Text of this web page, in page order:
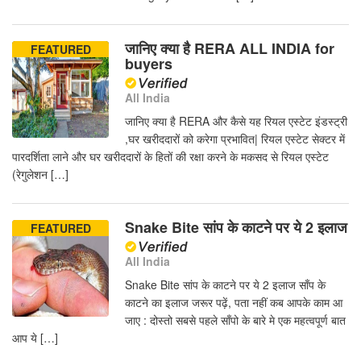
FEATURED जानिए क्या है RERA ALL INDIA for
buyers
All India
जानिए क्या है RERA और कैसे यह रियल एस्टेट इंडस्ट्री
,घर खरीददारों को करेगा प्रभावित| रियल एस्टेट सेक्टर में
पारदर्शिता लाने और घर खरीददारों के हितों की रक्षा करने के मकसद से रियल एस्टेट
(रेगुलेशन […]
FEATURED Snake Bite सांप के काटने पर ये 2 इलाज
All India
Snake Bite सांप के काटने पर ये 2 इलाज साँप के
काटने का इलाज जरूर पढ़ें, पता नहीं कब आपके काम आ
जाए : दोस्तो सबसे पहले साँपो के बारे मे एक महत्वपूर्ण बात
आप ये […]